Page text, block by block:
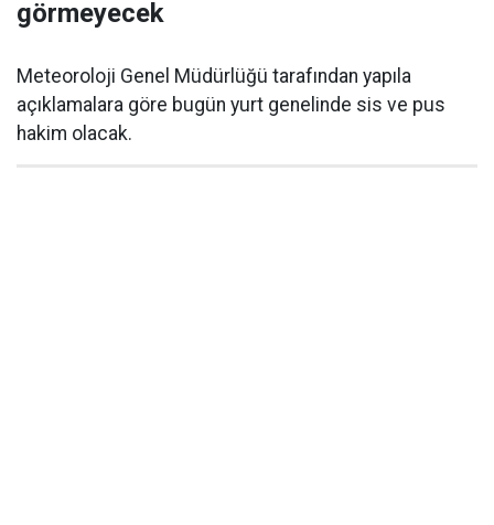
görmeyecek
Meteoroloji Genel Müdürlüğü tarafından yapıla
açıklamalara göre bugün yurt genelinde sis ve pus
hakim olacak.